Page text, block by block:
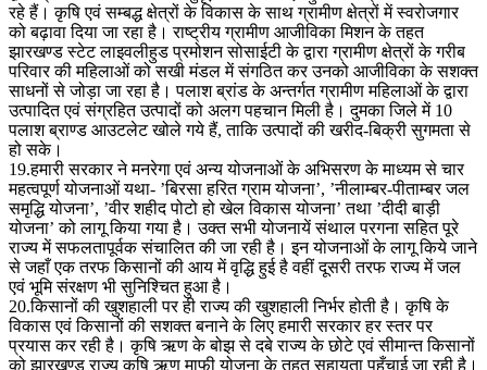
रहे हैं। कृषि एवं सम्बद्ध क्षेत्रों के विकास के साथ ग्रामीण क्षेत्रों में स्वरोजगार
को बढ़ावा दिया जा रहा है। राष्ट्रीय ग्रामीण आजीविका मिशन के तहत
झारखण्ड स्टेट लाइवलीहुड प्रमोशन सोसाईटी के द्वारा ग्रामीण क्षेत्रों के गरीब
परिवार की महिलाओं को सखी मंडल में संगठित कर उनको आजीविका के सशक्त
साधनों से जोड़ा जा रहा है। पलाश ब्रांड के अन्तर्गत ग्रामीण महिलाओं के द्वारा
उत्पादित एवं संग्रहित उत्पादों को अलग पहचान मिली है। दुमका जिले में 10
पलाश ब्राण्ड आउटलेट खोले गये हैं, ताकि उत्पादों की खरीद-बिक्री सुगमता से
हो सके।
19.हमारी सरकार ने मनरेगा एवं अन्य योजनाओं के अभिसरण के माध्यम से चार
महत्वपूर्ण योजनाओं यथा- ’बिरसा हरित ग्राम योजना’, ’नीलाम्बर-पीताम्बर जल
समृद्धि योजना’, ’वीर शहीद पोटो हो खेल विकास योजना’ तथा ’दीदी बाड़ी
योजना’ को लागू किया गया है। उक्त सभी योजनायें संथाल परगना सहित पूरे
राज्य में सफलतापूर्वक संचालित की जा रही है। इन योजनाओं के लागू किये जाने
से जहाँ एक तरफ किसानों की आय में वृद्धि हुई है वहीं दूसरी तरफ राज्य में जल
एवं भूमि संरक्षण भी सुनिश्चित हुआ है।
20.किसानों की खुशहाली पर ही राज्य की खुशहाली निर्भर होती है। कृषि के
विकास एवं किसानों की सशक्त बनाने के लिए हमारी सरकार हर स्तर पर
प्रयास कर रही है। कृषि ऋण के बोझ से दबे राज्य के छोटे एवं सीमान्त किसानों
को झारखण्ड राज्य कृषि ऋण माफी योजना के तहत सहायता पहुँचाई जा रही है।